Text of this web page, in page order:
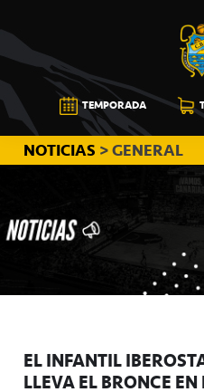
a
la
navegación
principal
al
contenido
principal
a
la
barra
lateral
principal
CB
CANARIAS
TEMPORADA
NOTICIAS > GENERAL
EL INFANTIL
LLEVA EL BRONCE